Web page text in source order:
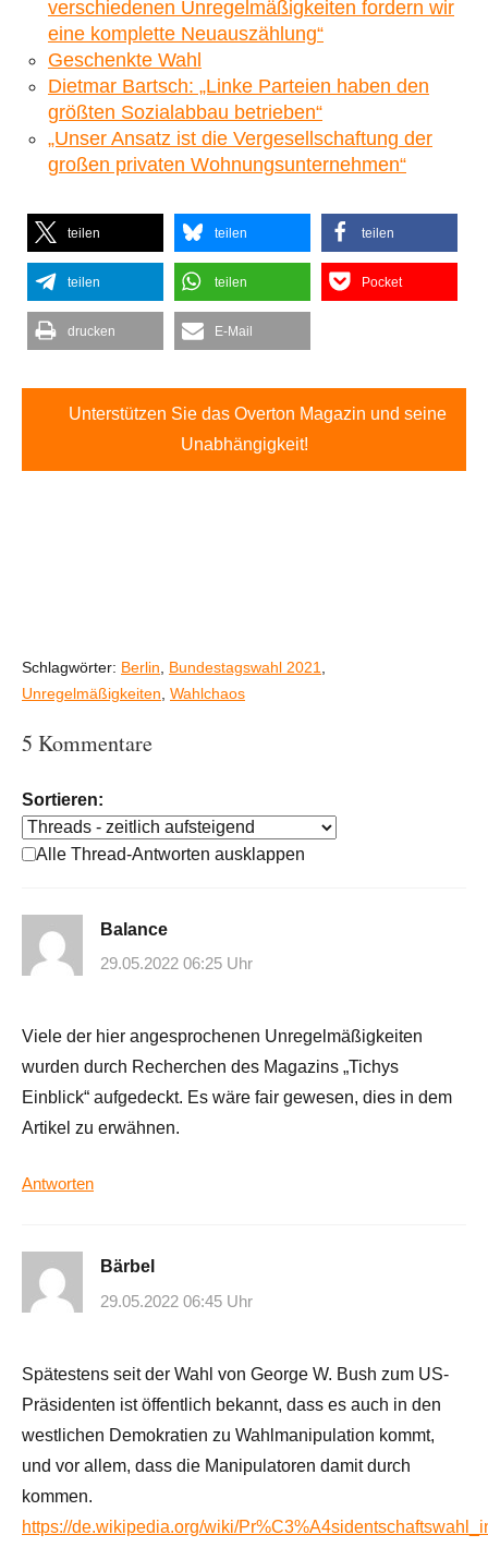
verschiedenen Unregelmäßigkeiten fordern wir
eine komplette Neuauszählung“
Geschenkte Wahl
Dietmar Bartsch: „Linke Parteien haben den
größten Sozialabbau betrieben“
„Unser Ansatz ist die Vergesellschaftung der
großen privaten Wohnungsunternehmen“
teilen teilen teilen
teilen teilen Pocket
drucken E-Mail
Unterstützen Sie das Overton Magazin und seine
Unabhängigkeit!
Schlagwörter: Berlin Bundestagswahl 2021
Unregelmäßigkeiten Wahlchaos
5 Kommentare
Sortieren:
Alle Thread-Antworten ausklappen
Balance
29.05.2022 06:25 Uhr
Viele der hier angesprochenen Unregelmäßigkeiten
wurden durch Recherchen des Magazins „Tichys
Einblick“ aufgedeckt. Es wäre fair gewesen, dies in dem
Artikel zu erwähnen.
Antworten
Bärbel
29.05.2022 06:45 Uhr
Spätestens seit der Wahl von George W. Bush zum US-
Präsidenten ist öffentlich bekannt, dass es auch in den
westlichen Demokratien zu Wahlmanipulation kommt,
und vor allem, dass die Manipulatoren damit durch
kommen.
https://de.wikipedia.org/wiki/